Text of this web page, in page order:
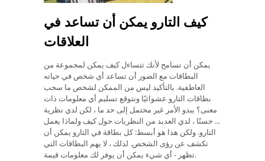
كيف التارو يمكن أن تساعد في
العلاقات
يمكن أن تسامح لأنك تتساءل كيف يمكن لمجموعة من
البطاقات مع الصور أن تساعد أي شخص في حياته
العاطفية. بالتأكيد ليس من الممكن لشخص ما سحب
بطاقات التارو عشوائيًا ونتوقع تسليم أي معلومات ذات
معنى؟ يبدو الأمر غير محتمل إلى حد ما ، لكن لدي نظرية
... حسنًا ، لدي العديد من النظريات حول كيف ولماذا يعمل
التارو. ولكن هذا هو أبسط: كل بطاقة في التارو يمكن أن
تكشف عن رؤى الشخص. لذلك ، لا يهم البطاقات التي
تظهر - أي شيء يمكن أن يوفر لك معلومات قيمة.